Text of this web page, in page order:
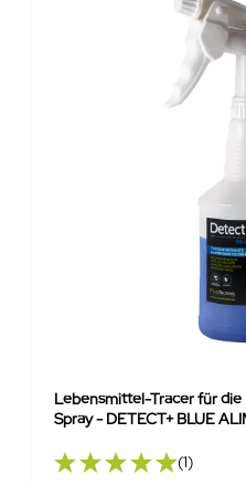
Lebensmittel-Tracer für
Spray - DETECT+ BLUE
(1)